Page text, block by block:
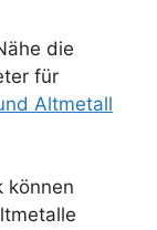
die
für
Altmetall
können